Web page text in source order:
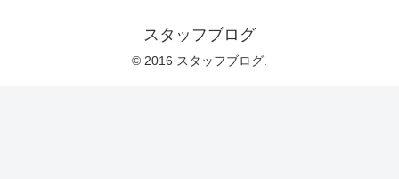
スタッフブログ
© 2016 スタッフブログ.